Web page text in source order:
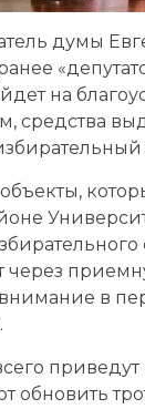
думы
на
средства
через
в
обновить